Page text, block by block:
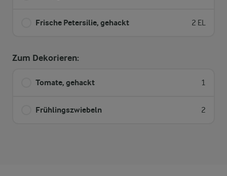
Frische Petersilie, gehackt 2 EL
Zum Dekorieren:
Tomate, gehackt 1
Frühlingszwiebeln 2